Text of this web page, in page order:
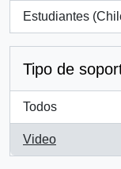
Estudiantes
, 2 resultados
Tipo de
Todos
Video
, 29 resultados